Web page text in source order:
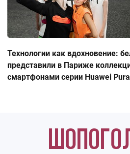
Технологии как вдохновение:
представили в Париже
смартфонами серии Huawei